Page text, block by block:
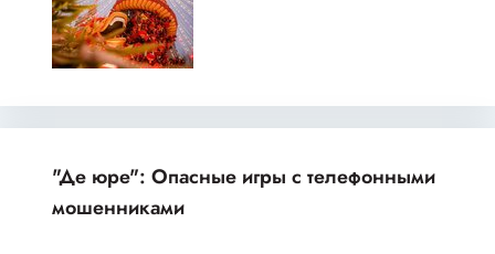
"Де юре": Опасные игры с телефонными
мошенниками